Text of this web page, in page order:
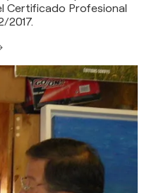
Certificado Profesional
2017.